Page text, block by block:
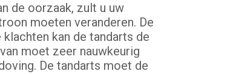
de oorzaak, zult u uw
moeten veranderen. De
kan de tandarts de
moet zeer nauwkeurig
De tandarts moet de